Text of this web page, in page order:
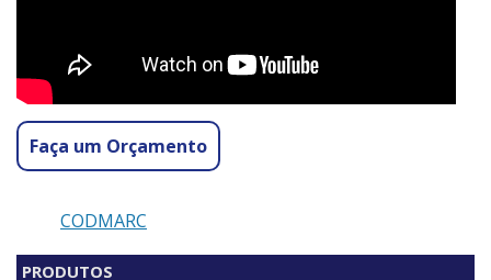
Faça um Orçamento
CODMARC
PRODUTOS